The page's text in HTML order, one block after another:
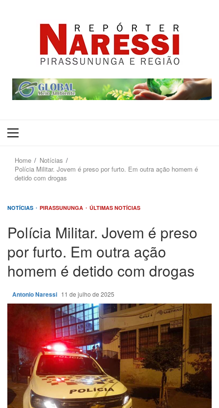
Primary
Home
Notícias
Polícia Militar. Jovem é preso por furto. Em outra ação homem é
detido com drogas
NOTÍCIAS PIRASSUNUNGA ÚLTIMAS NOTÍCIAS
Polícia Militar. Jovem é preso
por furto. Em outra ação
homem é detido com drogas
Antonio Naressi 11 de julho de 2025